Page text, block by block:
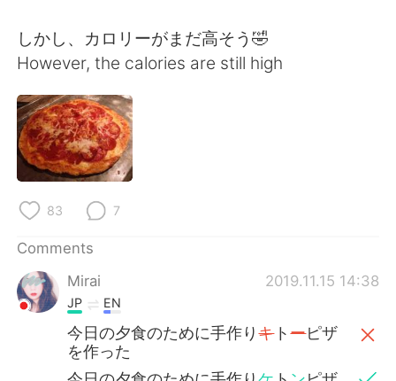
日本語 한국어
Русский
Indonesia
しかし、カロリーがまだ高そう🤣
However, the calories are still high
83 7
Comments
Mirai
2019.11.15 14:38
JP EN
今日の夕食のために手作りキトーピザ
を作った